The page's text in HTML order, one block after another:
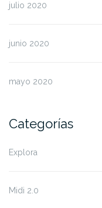
julio 2020
junio 2020
mayo 2020
Categorías
Explora
Midi 2.0